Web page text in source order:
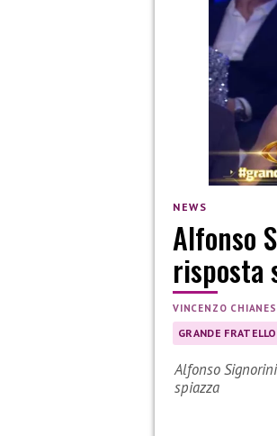
NEWS
Alfonso
risposta
VINCENZO
GRANDE FRATELLO
Alfonso
spiazza